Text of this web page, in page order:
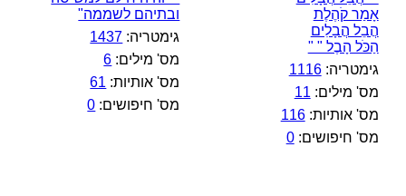
אָמַר קֹהֶלֶת
הֲבֵל הֲבָלִים
הַכֹּל הָבֶל " "
גימטריה:1116
מס' מילים: 11
מס' אותיות:116
מס' חיפושים:0
ובתיהם לשממה"
גימטריה: 1437
מס' מילים: 6
מס' אותיות: 61
מס' חיפושים: 0